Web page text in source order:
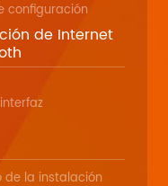
configuración
de Internet
de la instalación